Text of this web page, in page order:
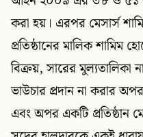
করা হয়। এরপর মেসার্স
প্রতিষ্ঠানের মালিক শামিম
বিক্রয়, সারের মুল্যতালিকা
ভাউচার প্রদান না করার
এবং অপর একটি প্রতিষ্ঠান